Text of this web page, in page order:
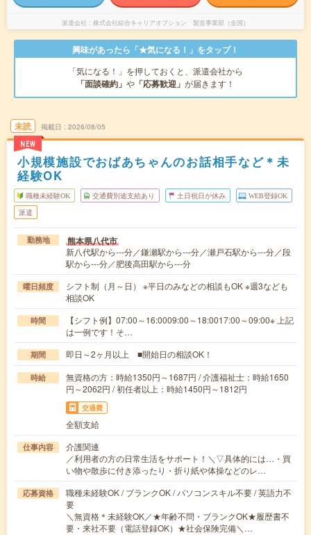
派遣会社 株式会社綜合キャリアオプション 製造事業部（全国）
興味があったら「★気になる！」をタップ！
「気になる！」を押しておくと、派遣会社から
「面談確約」 や 「応募歓迎」 が届きます！
未読
NEW
掲載日 2026/08/05
小規模施設でおばあちゃんのお話相手など＊未
経験OK
職種未経験OK 交通費別途支給あり 土日祝日が休み WEB登録OK
派遣
勤務地 熊本県八代市
新八代駅から---分／鎌瀬駅から---分／瀬戸石駅から---分／段
駅から---分／肥後高田駅から---分
曜日頻度
シフト制（月～日） ※平日のみなどの相談もOK ※週3なども
相談OK
時間
【シフト例】07:00～16:0009:00～18:0017:00～09:00※ 上記
は一例です！そ…
期間 即日～2ヶ月以上 ■開始日の相談OK！
時給
無資格の方：時給1350円～1687円 / 介護福祉士：時給1650
円～2062円 / 初任者以上：時給1450円～1812円
交通費
全額支給
仕事内容
介護関連
／利用者の方の日常生活をサポート！＼▽具体的には…・買
い物や散歩に付き添ったり・折り紙や体操などのレ…
応募資格
職種未経験OK / ブランクOK / パソコンスキル不要 / 英語力不
要
＼無資格＊未経験OK／★年齢不問・ブランクOK★履歴書不
要・来社不要（電話登録OK）★社会保険完備＼…